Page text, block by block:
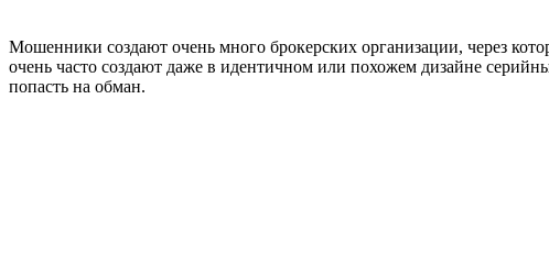
Мошенники создают очень много брокерских организации, через
очень часто создают даже в идентичном или похожем дизайне
попасть на обман.